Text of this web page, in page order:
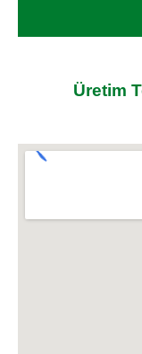
Üretim